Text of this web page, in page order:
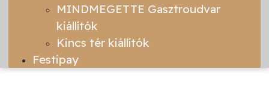
MINDMEGETTE Gasztroudvar
kiállítók
Kincs tér kiállítók
Festipay